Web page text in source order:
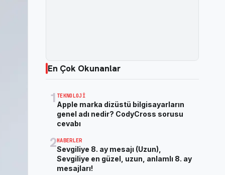
En Çok Okunanlar
1 TEKNOLOJI
Apple marka dizüstü bilgisayarların
genel adı nedir? CodyCross sorusu
cevabı
2HABERLER
Sevgiliye 8. ay mesajı (Uzun),
Sevgiliye en güzel, uzun, anlamlı 8. ay
mesajları!